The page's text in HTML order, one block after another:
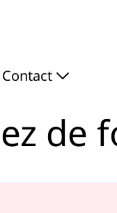
- Actel
Contact
de